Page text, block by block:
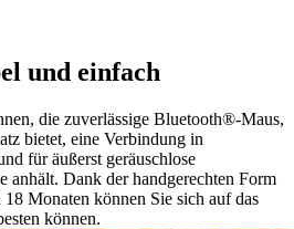
und einfach
die zuverlässige Bluetooth®-Maus,
bietet, eine Verbindung in
für äußerst geräuschlose
anhält. Dank der handgerechten Form
Monaten können Sie sich auf das
können.